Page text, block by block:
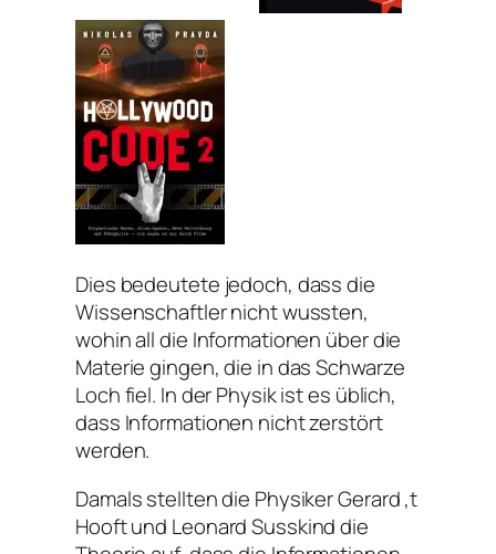
Dies bedeutete jedoch, dass die
Wissenschaftler nicht wussten,
wohin all die Informationen über die
Materie gingen, die in das Schwarze
Loch fiel. In der Physik ist es üblich,
dass Informationen nicht zerstört
werden.
Damals stellten die Physiker Gerard ‚t
Hooft und Leonard Susskind die